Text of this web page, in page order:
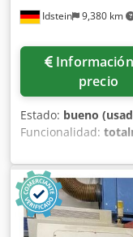
Idstein 9,380 km
Información de
precio
Estado: bueno
Funcionalidad:
Control: Siemens
sobre bancada:
Longitud de
2 Diámetro del
giro: 2.500 rpm